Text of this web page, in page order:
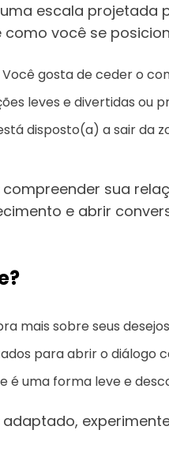
escala projetada
como você se
Você gosta de ceder o
leves e divertidas ou
disposto(a) a sair da
sua
e abrir
mais sobre seus
para abrir o diálogo
é uma forma leve e